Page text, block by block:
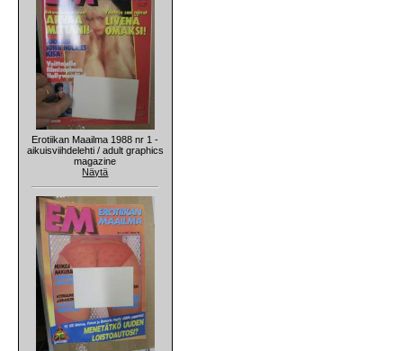
Erotiikan Maailma 1988 nr 1 -
aikuisviihdelehti / adult graphics
magazine
Näytä